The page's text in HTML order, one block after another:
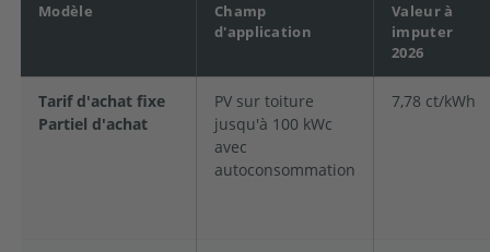
Modèle
Champ
d'application
Valeur à
imputer
2026
Tarif d'achat fixe
Partiel d'achat
PV sur toiture
jusqu'à 100 kWc
avec
autoconsommation
7,78 ct/kWh